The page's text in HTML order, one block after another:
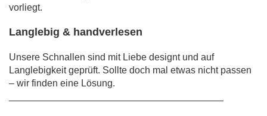
vorliegt.
Langlebig & handverlesen
Unsere Schnallen sind mit Liebe designt und auf
Langlebigkeit geprüft. Sollte doch mal etwas nicht passen
– wir finden eine Lösung.